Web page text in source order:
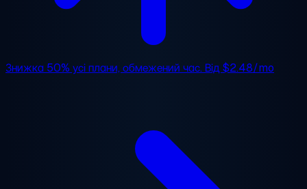
Знижка 50% усі плани, обмежений час. Від$2.48/mo